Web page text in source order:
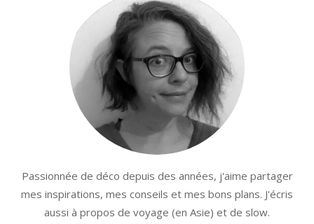
Passionnée de déco depuis des années, j'aime partager
mes inspirations, mes conseils et mes bons plans. J'écris
aussi à propos de voyage (en Asie) et de slow.